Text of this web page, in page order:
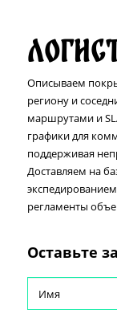
Описываем
региону и
маршрутами и
графики для
поддерживая
Доставляем на
регламенты
Оставьте